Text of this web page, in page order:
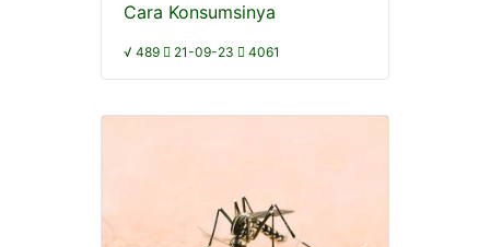
Cara Konsumsinya
√ 489 21-09-23 4061